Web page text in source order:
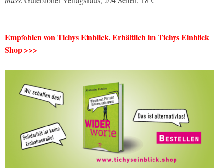
Empfohlen von Tichys Einblick. Erhältlich im Tichys Einblick
Shop >>>